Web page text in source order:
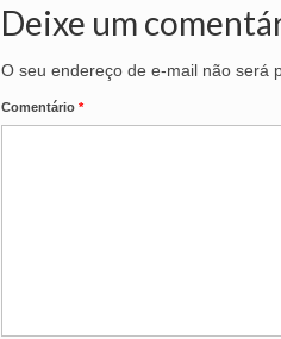
Deixe um
O seu endereço de e-mail não será
Comentário *